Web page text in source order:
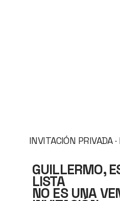
INVITACIÓN PRIVADA
GUILLERMO,
LISTA
NO ES UNA